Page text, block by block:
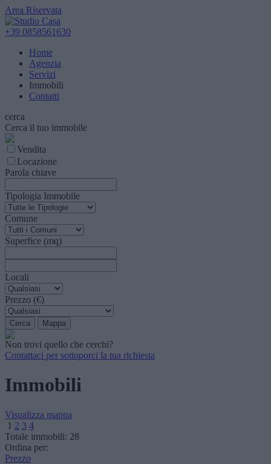
Area Riservata
+39 0858561630
Home
Agenzia
Servizi
Immobili
Contatti
cerca
Cerca il tuo immobile
Vendita
Locazione
Parola chiave
Tipologia Immobile
Comune
Superfice (mq)
Locali
Prezzo (€)
Non trovi quello che cerchi?
Contattaci per sottoporci la tua richiesta
Immobili
Visualizza mappa
1 2 3 4
Totale immobili: 28
Ordina per:
Prezzo